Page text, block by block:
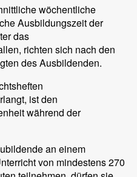
wöchentliche
Ausbildungszeit der
das
richten sich nach den
des Ausbildenden.
ist den
während der
an einem
von mindestens 270